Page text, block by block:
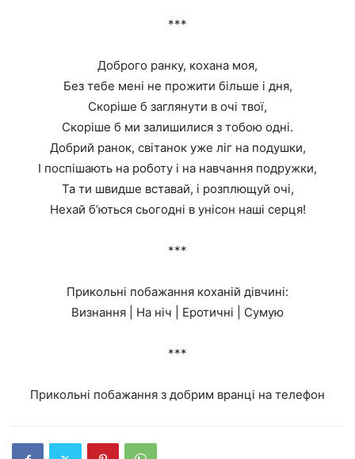
***
Доброго ранку, кохана моя,
Без тебе мені не прожити більше і дня,
Скоріше б заглянути в очі твої,
Скоріше б ми залишилися з тобою одні.
Добрий ранок, світанок уже ліг на подушки,
І поспішають на роботу і на навчання подружки,
Та ти швидше вставай, і розплющуй очі,
Нехай б’ються сьогодні в унісон наші серця!
***
Прикольні побажання коханій дівчині:
Визнання | На ніч | Еротичні | Сумую
***
Прикольні побажання з добрим вранці на телефон